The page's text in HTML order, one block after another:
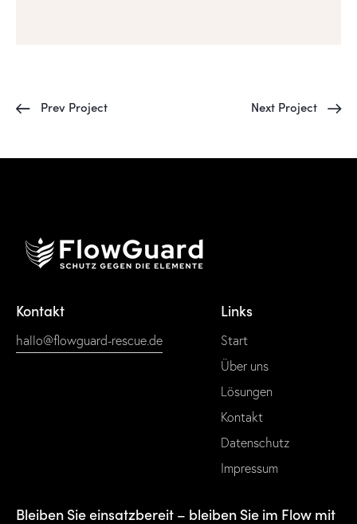
Prev Project Next Project
Kontakt
hallo@flowguard-rescue.de
Links
Start
Über uns
Lösungen
Kontakt
Datenschutz
Impressum
Bleiben Sie einsatzbereit – bleiben Sie im Flow mit